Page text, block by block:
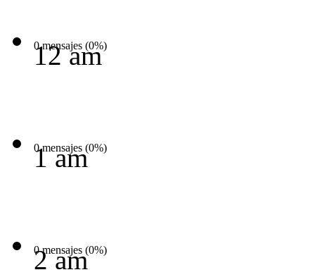
0 mensajes (0%)
12 am
0 mensajes (0%)
1 am
0 mensajes (0%)
2 am